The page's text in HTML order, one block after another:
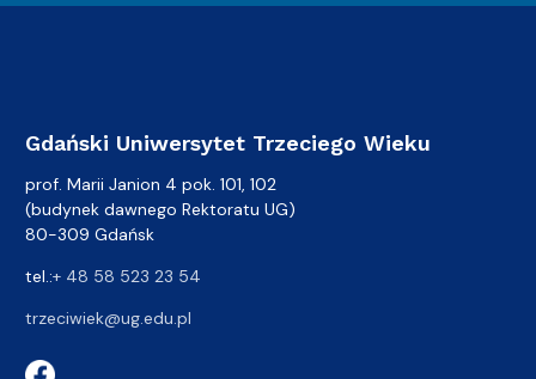
Gdański Uniwersytet Trzeciego Wieku
prof. Marii Janion 4 pok. 101, 102
(budynek dawnego Rektoratu UG)
80-309 Gdańsk
tel.:+ 48 58 523 23 54
trzeciwiek@ug.edu.pl